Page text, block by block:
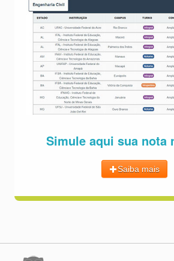
Simule aqui sua nota
Saiba mais